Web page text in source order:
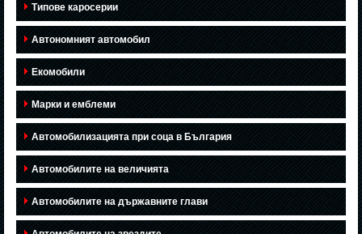
Типове каросерии
Автономният автомобил
Екомобили
Марки и емблеми
Автомобилизацията при соца в България
Автомобилите на величията
Автомобилите на държавните глави